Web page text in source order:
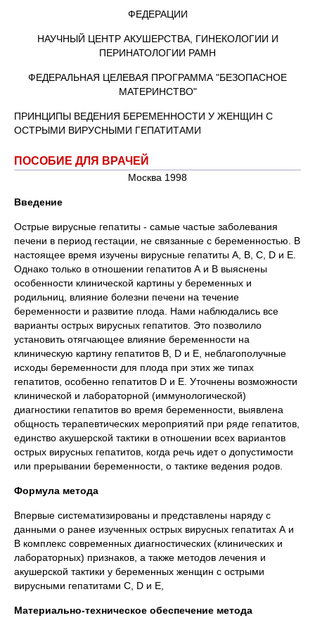
ФЕДЕРАЦИИ
НАУЧНЫЙ ЦЕНТР АКУШЕРСТВА, ГИНЕКОЛОГИИ И
ПЕРИНАТОЛОГИИ РАМН
ФЕДЕРАЛЬНАЯ ЦЕЛЕВАЯ ПРОГРАММА "БЕЗОПАСНОЕ
МАТЕРИНСТВО"
ПРИНЦИПЫ ВЕДЕНИЯ БЕРЕМЕННОСТИ У ЖЕНЩИН С
ОСТРЫМИ ВИРУСНЫМИ ГЕПАТИТАМИ
ПОСОБИЕ ДЛЯ ВРАЧЕЙ
Москва 1998
Введение
Острые вирусные гепатиты - самые частые заболевания
печени в период гестации, не связанные с беременностью. В
настоящее время изучены вирусные гепатиты А, В, С, D и Е.
Однако только в отношении гепатитов А и В выяснены
особенности клинической картины у беременных и
родильниц, влияние болезни печени на течение
беременности и развитие плода. Нами наблюдались все
варианты острых вирусных гепатитов. Это позволило
установить отягчающее влияние беременности на
клиническую картину гепатитов В, D и Е, неблагополучные
исходы беременности для плода при этих же типах
гепатитов, особенно гепатитов D и Е. Уточнены возможности
клинической и лабораторной (иммунологической)
диагностики гепатитов во время беременности, выявлена
общность терапевтических мероприятий при ряде гепатитов,
единство акушерской тактики в отношении всех вариантов
острых вирусных гепатитов, когда речь идет о допустимости
или прерывании беременности, о тактике ведения родов.
Формула метода
Впервые систематизированы и представлены наряду с
данными о ранее изученных острых вирусных гепатитах А и
В комплекс современных диагностических (клинических и
лабораторных) признаков, а также методов лечения и
акушерской тактики у беременных женщин с острыми
вирусными гепатитами С, D и Е,
Материально-техническое обеспечение метода